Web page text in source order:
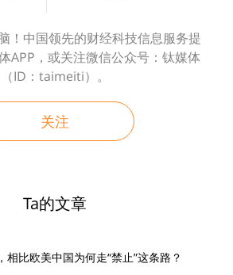
！中国领先的财经科技信息服务提
APP，或关注微信公众号：钛媒体
（ID：taimeiti）。
关注
Ta的文章
比欧美中国为何走“禁止”这条路？